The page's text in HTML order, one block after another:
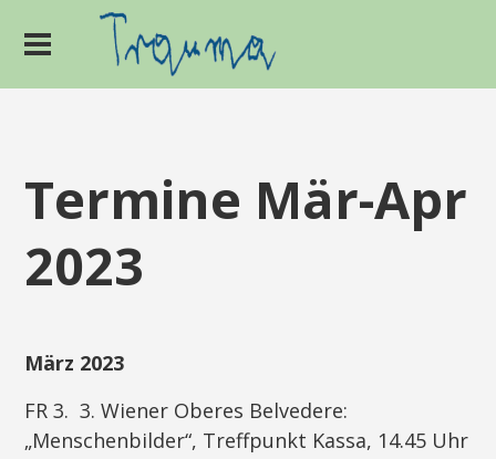
Termine Mär-Apr
2023
März 2023
FR 3. 3. Wiener Oberes Belvedere:
„Menschenbilder“, Treffpunkt Kassa, 14.45 Uhr